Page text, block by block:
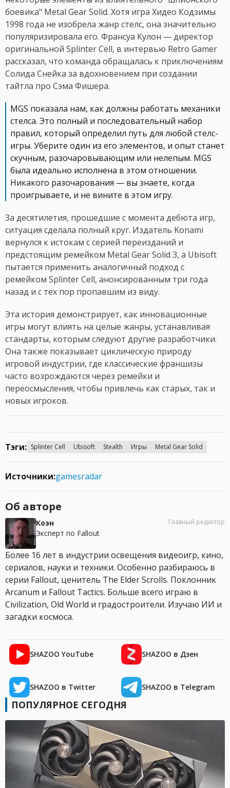
боевика" Metal Gear Solid. Хотя игра Хидео Кодзимы
1998 года не изобрела жанр стелс, она значительно
популяризировала его. Франсуа Кулон — директор
оригинальной Splinter Cell, в интервью Retro Gamer
рассказал, что команда обращалась к приключениям
Солида Снейка за вдохновением при создании
тайтла про Сэма Фишера.
MGS показала нам, как должны работать механики
стелса. Это полный и последовательный набор
правил, который определил путь для любой стелс-
игры. Уберите один из его элементов, и опыт станет
скучным, разочаровывающим или нелепым. MGS
была идеально исполнена в этом отношении.
Никакого разочарования — вы знаете, когда
проигрываете, и не вините в этом игру.
За десятилетия, прошедшие с момента дебюта игр,
ситуация сделала полный круг. Издатель Konami
вернулся к истокам с серией переизданий и
предстоящим ремейком Metal Gear Solid 3, а Ubisoft
пытается применить аналогичный подход с
ремейком Splinter Cell, анонсированным три года
назад и с тех пор пропавшим из виду.
Эта история демонстрирует, как инновационные
игры могут влиять на целые жанры, устанавливая
стандарты, которым следуют другие разработчики.
Она также показывает циклическую природу
игровой индустрии, где классические франшизы
часто возрождаются через ремейки и
переосмысления, чтобы привлечь как старых, так и
новых игроков.
Тэги: Splinter Cell Ubisoft Stealth Игры Metal Gear Solid
Источники:gamesradar
Об авторе
Коэн
Эксперт по Fallout
Главный редактор
Более 16 лет в индустрии освещения видеоигр, кино,
сериалов, науки и техники. Особенно разбираюсь в
серии Fallout, ценитель The Elder Scrolls. Поклонник
Arcanum и Fallout Tactics. Больше всего играю в
Civilization, Old World и градостроители. Изучаю ИИ и
загадки космоса.
SHAZOO YouTube SHAZOO в Дзен
SHAZOO в Twitter SHAZOO в Telegram
ПОПУЛЯРНОЕ СЕГОДНЯ